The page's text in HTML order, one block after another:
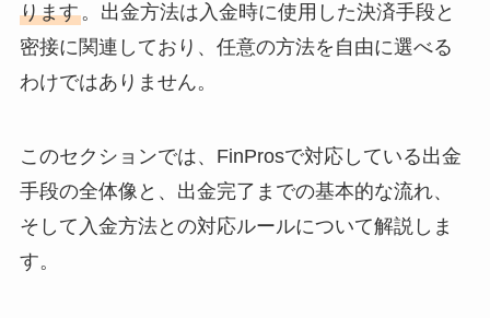
ります。出金方法は入金時に使用した決済手段と
密接に関連しており、任意の方法を自由に選べる
わけではありません。
このセクションでは、FinProsで対応している出金
手段の全体像と、出金完了までの基本的な流れ、
そして入金方法との対応ルールについて解説しま
す。